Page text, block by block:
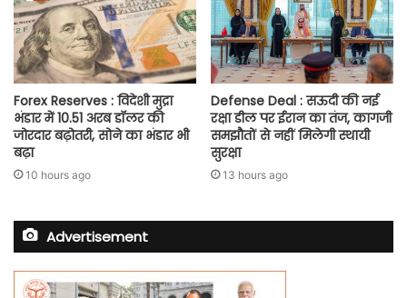
Forex Reserves : विदेशी मुद्रा
भंडार में 10.51 अरब डॉलर की
जोरदार बढ़ोतरी, सोने का भंडार भी
बढ़ा
10 hours ago
Defense Deal : सऊदी की नई
रक्षा डील पर ईरान का तंज, कागजी
समझौतों से नहीं मिलेगी स्थायी
सुरक्षा
13 hours ago
Advertisement